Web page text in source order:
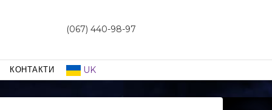
(067) 440-98-97
КОНТАКТИ UK